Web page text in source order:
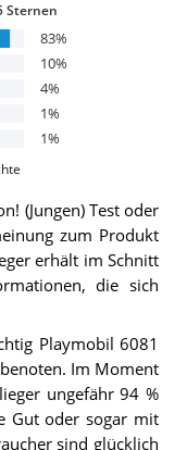
Sternen
83%
10%
4%
1%
1%
(Jungen)Test oder
zum Produkt
erhält im Schnitt
die sich
Playmobil 6081
Im Moment
ungefähr 94 %
Gut oder sogar mit
sind glücklich